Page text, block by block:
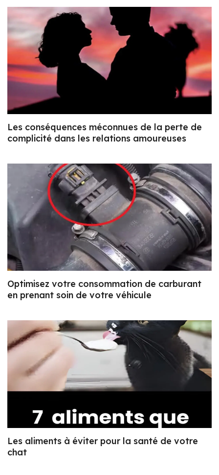
Les conséquences méconnues de la perte de
complicité dans les relations amoureuses
Optimisez votre consommation de carburant
en prenant soin de votre véhicule
Les aliments à éviter pour la santé de votre
chat